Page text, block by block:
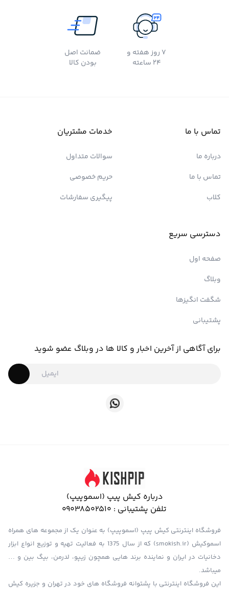
7 روز هفته و
24 ساعته
ضمانت اصل
بودن کالا
تماس با ما
درباره ما
تماس با ما
کلاب
خدمات مشتریان
سوالات متداول
حریم خصوصی
پیگیری سفارشات
دسترسی سریع
صفحه اول
وبلاگ
شگفت انگیزها
پشتیبانی
برای آگاهی از آخرین اخبار و کالا ها در وبلاگ عضو شوید
درباره کیش پیپ (اسموپیپ)
تلفن پشتیبانی : 09038502510
فروشگاه اینترنتی کیش پیپ (اسموپیپ) به عنوان یک از مجموعه های همراه
اسموکیش (smokish.ir) که از سال 1375 به فعالیت تهیه و توزیع انواع ابزار
دخانیات در ایران و نماینده برند هایی همچون زیپو، لدرمن، بیگ بین و …
میباشد.
این فروشگاه اینترنتی با پشتوانه فروشگاه های خود در تهران و جزیره کیش